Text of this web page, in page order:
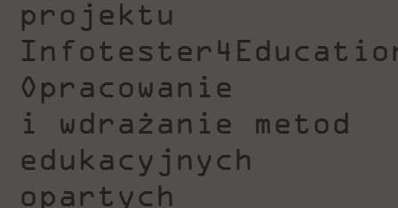
projektu
Opracowanie
i wdrażanie metod
edukacyjnych
opartych